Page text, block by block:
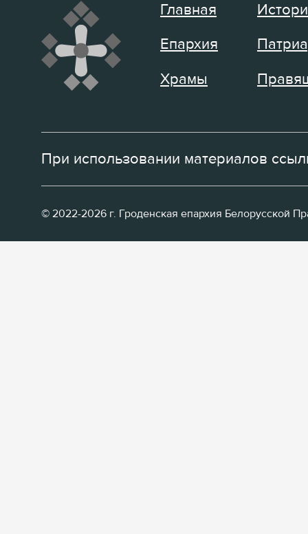
Главная
Епархия
Храмы
При использовании материалов
© 2022-2026 г. Гроденская епархия Белорусской